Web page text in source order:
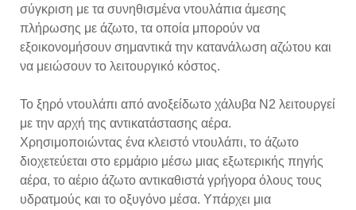
σύγκριση με τα συνηθισμένα ντουλάπια άμεσης
πλήρωσης με άζωτο, τα οποία μπορούν να
εξοικονομήσουν σημαντικά την κατανάλωση αζώτου και
να μειώσουν το λειτουργικό κόστος.
Το ξηρό ντουλάπι από ανοξείδωτο χάλυβα N2 λειτουργεί
με την αρχή της αντικατάστασης αέρα.
Χρησιμοποιώντας ένα κλειστό ντουλάπι, το άζωτο
διοχετεύεται στο ερμάριο μέσω μιας εξωτερικής πηγής
αέρα, το αέριο άζωτο αντικαθιστά γρήγορα όλους τους
υδρατμούς και το οξυγόνο μέσα. Υπάρχει μια